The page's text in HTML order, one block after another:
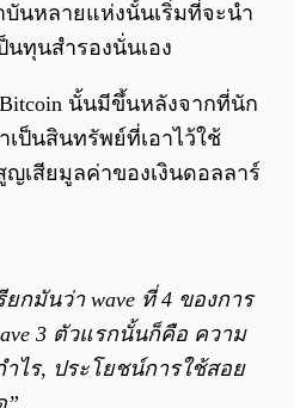
นหลายแห่งนั้นเริ่มที่จะนำ
นทุนสำรองนั่นเอง
นั้นมีขึ้นหลังจากที่นัก
ป็นสินทรัพย์ที่เอาไว้ใช้
เสียมูลค่าของเงินดอลลาร์
กมันว่า wave ที่ 4 ของการ
3 ตัวแรกนั้นก็คือ ความ
ไร, ประโยชน์การใช้สอย